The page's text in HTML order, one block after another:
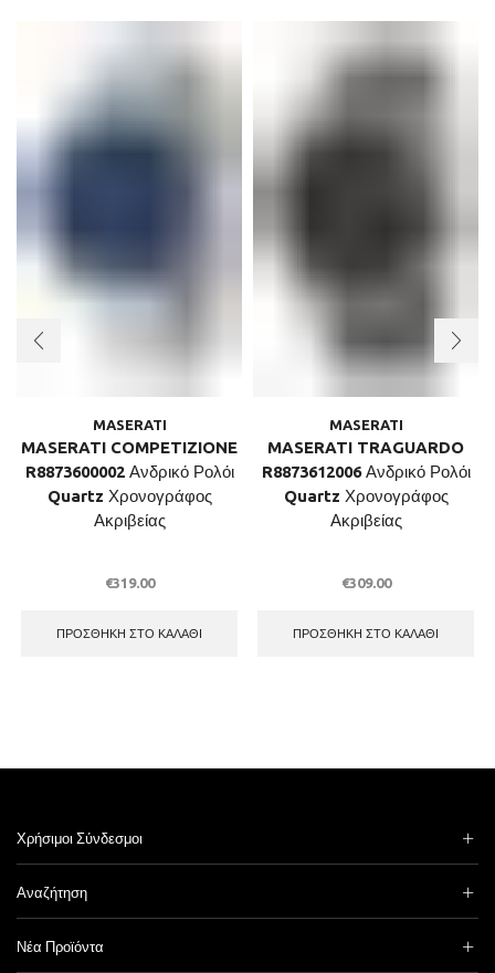
MASERATI
MASERATI COMPETIZIONE
R8873600002 Ανδρικό Ρολόι
Quartz Χρονογράφος
Ακριβείας
€319.00
ΠΡΟΣΘΉΚΗ ΣΤΟ ΚΑΛΆΘΙ
MASERATI
MASERATI TRAGUARDO
R8873612006 Ανδρικό Ρολόι
Quartz Χρονογράφος
Ακριβείας
€309.00
ΠΡΟΣΘΉΚΗ ΣΤΟ ΚΑΛΆΘΙ
Χρήσιμοι Σύνδεσμοι
Αναζήτηση
Νέα Προϊόντα